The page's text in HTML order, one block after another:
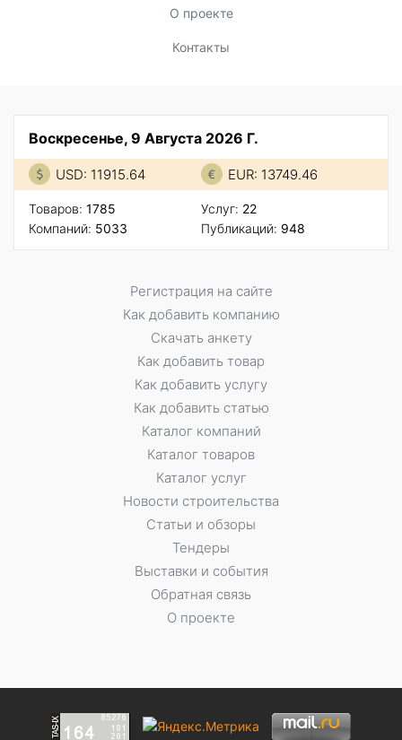
О проекте
Контакты
Воскресенье, 9 Августа 2026 Г.
USD: 11915.64 EUR: 13749.46
Товаров: 1785
Компаний: 5033
Услуг: 22
Публикаций: 948
Регистрация на сайте
Как добавить компанию
Скачать анкету
Как добавить товар
Как добавить услугу
Как добавить статью
Каталог компаний
Каталог товаров
Каталог услуг
Новости строительства
Статьи и обзоры
Тендеры
Выставки и события
Обратная связь
О проекте